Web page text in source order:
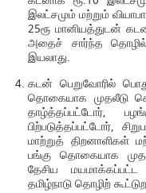
இலட்சமும் மற்றும்
25ரூ மானியத்துடன்
அதைச் சார்ந்த
இயலாது.
கடன் பெறுவோரில்
தொகையாக முதலீடு
தாழ்த்தப்பட்டோர்,
பிற்படுத்தப்பட்டோர்,
மாற்றுத் திறனாளிகள்
பங்கு தொகையாக
தேசிய
தமிழ்நாடு தொழிற்